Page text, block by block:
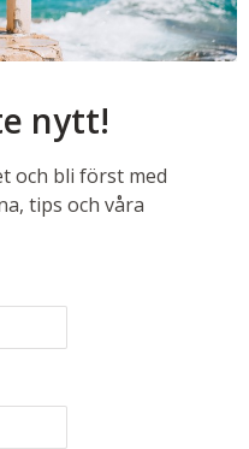
nytt!
och bli först med
tips och våra